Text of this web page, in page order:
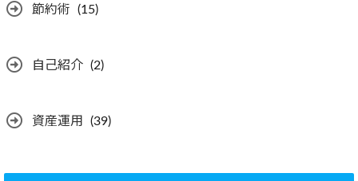
節約術 (15)
自己紹介 (2)
資産運用 (39)